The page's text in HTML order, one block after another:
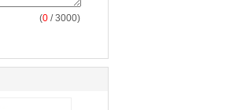
(0 / 3000)